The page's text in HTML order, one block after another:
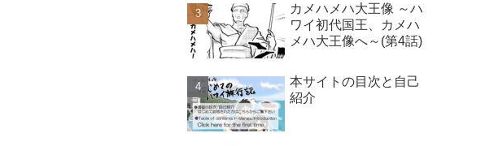
カメハメハ大王像 ～ハ
ワイ初代国王、カメハ
メハ大王像へ～(第4話)
本サイトの目次と自己
紹介